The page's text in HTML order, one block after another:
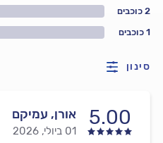
1 כוכבים
2 כוכבים
סינון
5.00 אורן, עמיקם
01 ביולי, 2026